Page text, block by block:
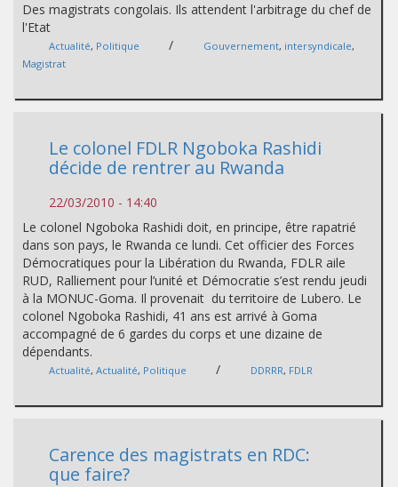
Des magistrats congolais. Ils attendent l'arbitrage du chef de
l'Etat
Actualité, Politique / Gouvernement, intersyndicale,
Magistrat
Le colonel FDLR Ngoboka Rashidi
décide de rentrer au Rwanda
22/03/2010 - 14:40
Le colonel Ngoboka Rashidi doit, en principe, être rapatrié
dans son pays, le Rwanda ce lundi. Cet officier des Forces
Démocratiques pour la Libération du Rwanda, FDLR aile
RUD, Ralliement pour l’unité et Démocratie s’est rendu jeudi
à la MONUC-Goma. Il provenait du territoire de Lubero. Le
colonel Ngoboka Rashidi, 41 ans est arrivé à Goma
accompagné de 6 gardes du corps et une dizaine de
dépendants.
Actualité, Actualité, Politique / DDRRR, FDLR
Carence des magistrats en RDC:
que faire?